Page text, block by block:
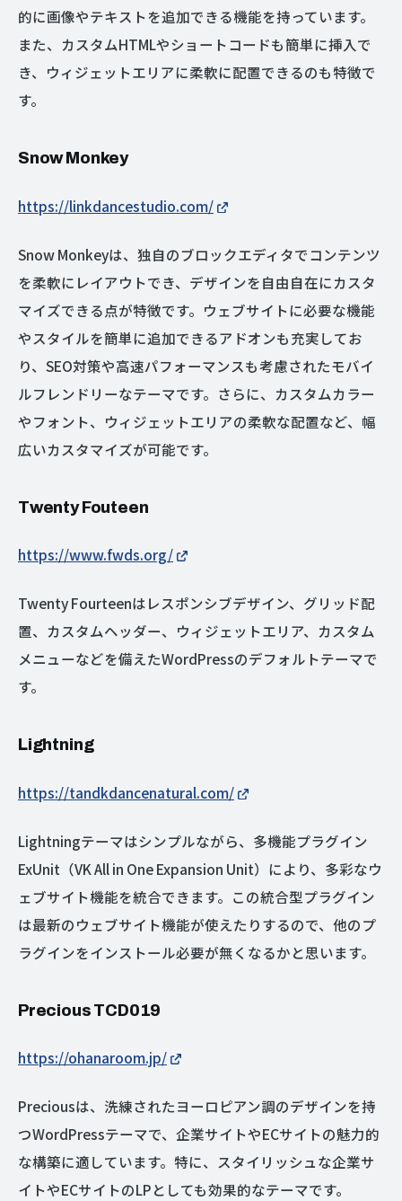
的に画像やテキストを追加できる機能を持っています。
また、カスタムHTMLやショートコードも簡単に挿入で
き、ウィジェットエリアに柔軟に配置できるのも特徴で
す。
Snow Monkey
https://linkdancestudio.com/
Snow Monkeyは、独自のブロックエディタでコンテンツ
を柔軟にレイアウトでき、デザインを自由自在にカスタ
マイズできる点が特徴です。ウェブサイトに必要な機能
やスタイルを簡単に追加できるアドオンも充実してお
り、SEO対策や高速パフォーマンスも考慮されたモバイ
ルフレンドリーなテーマです。さらに、カスタムカラー
やフォント、ウィジェットエリアの柔軟な配置など、幅
広いカスタマイズが可能です。
Twenty Fouteen
https://www.fwds.org/
Twenty Fourteenはレスポンシブデザイン、グリッド配
置、カスタムヘッダー、ウィジェットエリア、カスタム
メニューなどを備えたWordPressのデフォルトテーマで
す。
Lightning
https://tandkdancenatural.com/
Lightningテーマはシンプルながら、多機能プラグイン
ExUnit（VK All in One Expansion Unit）により、多彩なウ
ェブサイト機能を統合できます。この統合型プラグイン
は最新のウェブサイト機能が使えたりするので、他のプ
ラグインをインストール必要が無くなるかと思います。
Precious TCD019
https://ohanaroom.jp/
Preciousは、洗練されたヨーロピアン調のデザインを持
つWordPressテーマで、企業サイトやECサイトの魅力的
な構築に適しています。特に、スタイリッシュな企業サ
イトやECサイトのLPとしても効果的なテーマです。